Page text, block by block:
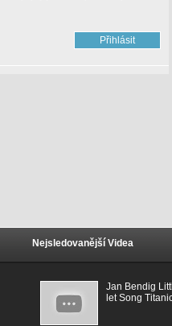
Nejsledovanější Videa
Jan Bendig
let Song